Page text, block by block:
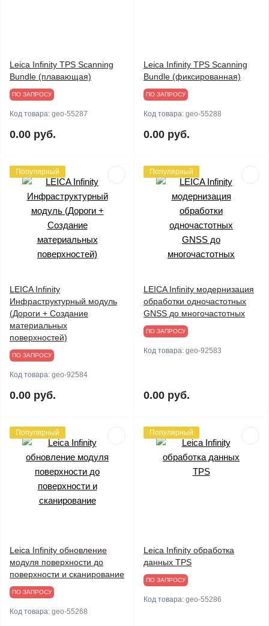
Leica Infinity TPS Scanning
Bundle (плавающая)
ПО ЗАПРОСУ
Код товара: geo-55287
0.00 руб.
Leica Infinity TPS Scanning
Bundle (фиксированная)
ПО ЗАПРОСУ
Код товара: geo-55288
0.00 руб.
Популярный
LEICA Infinity
Инфраструктурный модуль
(Дороги + Создание
материальных
поверхностей)
ПО ЗАПРОСУ
Код товара: geo-92584
0.00 руб.
Популярный
LEICA Infinity модернизация
обработки одночастотных
GNSS до многочастотных
ПО ЗАПРОСУ
Код товара: geo-92583
0.00 руб.
Популярный
Leica Infinity обновление
модуля поверхности до
поверхности и сканирование
ПО ЗАПРОСУ
Код товара: geo-55268
Популярный
Leica Infinity обработка
данных TPS
ПО ЗАПРОСУ
Код товара: geo-55286